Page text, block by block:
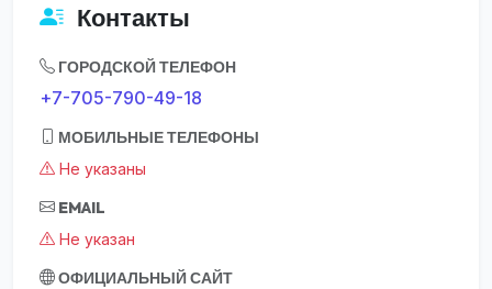
Контакты
ГОРОДСКОЙ ТЕЛЕФОН
+7-705-790-49-18
МОБИЛЬНЫЕ ТЕЛЕФОНЫ
Не указаны
EMAIL
Не указан
ОФИЦИАЛЬНЫЙ САЙТ